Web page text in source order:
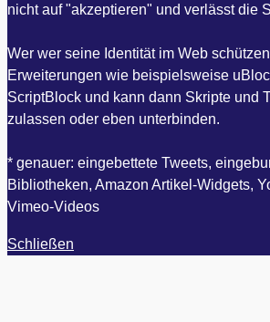
nicht auf "akzeptieren" und verlässt die
Wer wer seine Identität im Web
Erweiterungen wie beispielsweise
ScriptBlock und kann dann Skripte und
zulassen oder eben unterbinden.
* genauer: eingebettete Tweets,
Bibliotheken, Amazon Artikel-Widgets,
Vimeo-Videos
Schließen